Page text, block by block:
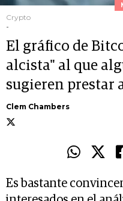
Crypto
-
El gráfico de
alcista" al que
sugieren prestar
Clem Chambers
Es bastante